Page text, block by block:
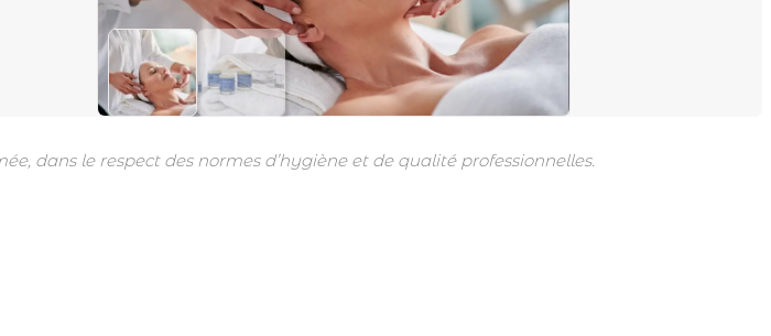
dans le respect des normes d’hygiène et de qualité professionnelles.